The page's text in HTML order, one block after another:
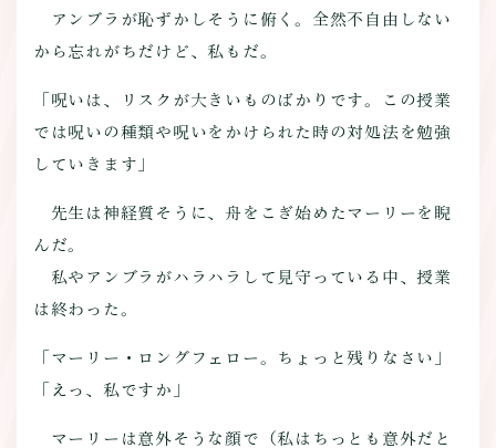
アンブラが恥ずかしそうに俯く。全然不自由しない
から忘れがちだけど、私もだ。
「呪いは、リスクが大きいものばかりです。この授業
では呪いの種類や呪いをかけられた時の対処法を勉強
していきます」
先生は神経質そうに、舟をこぎ始めたマーリーを睨
んだ。
私やアンブラがハラハラして見守っている中、授業
は終わった。
「マーリー・ロングフェロー。ちょっと残りなさい」
「えっ、私ですか」
マーリーは意外そうな顔で（私はちっとも意外だと